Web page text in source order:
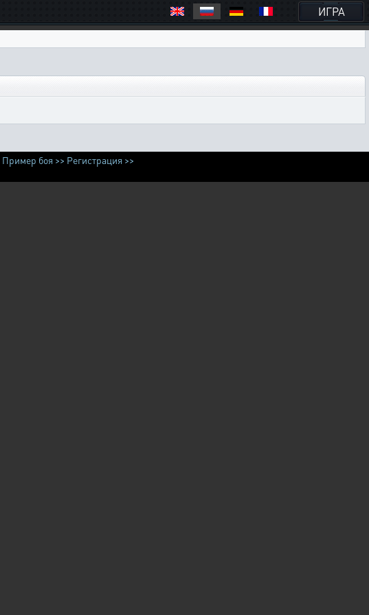
ИГРА
Пример боя >> Регистрация >>